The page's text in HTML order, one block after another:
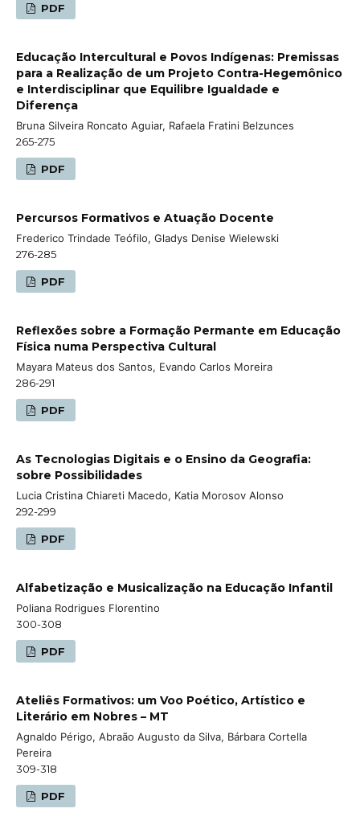
PDF
Educação Intercultural e Povos Indígenas: Premissas
para a Realização de um Projeto Contra-Hegemônico
e Interdisciplinar que Equilibre Igualdade e
Diferença
Bruna Silveira Roncato Aguiar, Rafaela Fratini Belzunces
265-275
PDF
Percursos Formativos e Atuação Docente
Frederico Trindade Teófilo, Gladys Denise Wielewski
276-285
PDF
Reflexões sobre a Formação Permante em Educação
Física numa Perspectiva Cultural
Mayara Mateus dos Santos, Evando Carlos Moreira
286-291
PDF
As Tecnologias Digitais e o Ensino da Geografia:
sobre Possibilidades
Lucia Cristina Chiareti Macedo, Katia Morosov Alonso
292-299
PDF
Alfabetização e Musicalização na Educação Infantil
Poliana Rodrigues Florentino
300-308
PDF
Ateliês Formativos: um Voo Poético, Artístico e
Literário em Nobres – MT
Agnaldo Périgo, Abraão Augusto da Silva, Bárbara Cortella
Pereira
309-318
PDF